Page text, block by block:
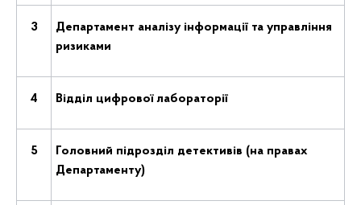
3
Департамент аналізу інформації та управління
ризиками
4 Відділ цифрової лабораторії
5
Головний підрозділ детективів (на правах
Департаменту)